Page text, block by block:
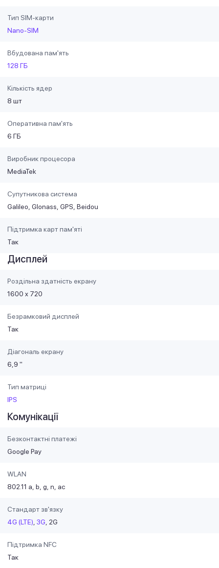
Тип SIM-карти
Nano-SIM
Вбудована пам'ять
128 ГБ
Кількість ядер
8 шт
Оперативна пам'ять
6 ГБ
Виробник процесора
MediaTek
Супутникова система
Galileo Glonass GPS Beidou
Підтримка карт пам'яті
Так
Дисплей
Роздільна здатність екрану
1600 х 720
Безрамковий дисплей
Так
Діагональ екрану
6,9 "
Тип матриці
IPS
Комунікації
Безконтактні платежі
Google Pay
WLAN
802.11 a b g n ac
Стандарт зв'язку
4G (LTE) 3G 2G
Підтримка NFC
Так